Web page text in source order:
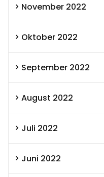
November 2022
Oktober 2022
September 2022
August 2022
Juli 2022
Juni 2022